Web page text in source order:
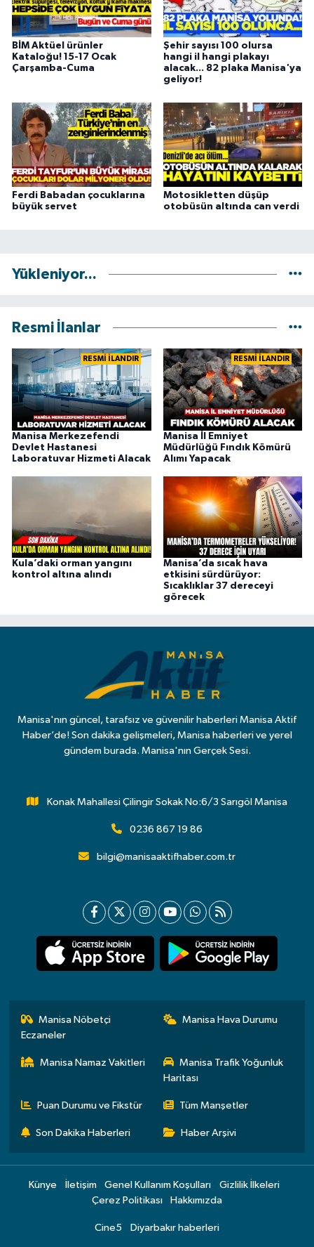
BİM Aktüel ürünler
Kataloğu! 15-17 Ocak
Çarşamba-Cuma
Şehir sayısı 100 olursa
hangi il hangi plakayı
alacak... 82 plaka Manisa'ya
geliyor!
Ferdi Babadan çocuklarına
büyük servet
Motosikletten düşüp
otobüsün altında can verdi
Yükleniyor...
Resmi İlanlar
RESMİ İLANDIR
Manisa Merkezefendi
Devlet Hastanesi
Laboratuvar Hizmeti Alacak
RESMİ İLANDIR
Manisa İl Emniyet
Müdürlüğü Fındık Kömürü
Alımı Yapacak
Kula’daki orman yangını
kontrol altına alındı
Manisa’da sıcak hava
etkisini sürdürüyor:
Sıcaklıklar 37 dereceyi
görecek
Manisa'nın güncel, tarafsız ve güvenilir haberleri Manisa Aktif
Haber’de! Son dakika gelişmeleri, Manisa haberleri ve yerel
gündem burada. Manisa'nın Gerçek Sesi.
Konak Mahallesi Çilingir Sokak No:6/3 Sarıgöl Manisa
0236 867 19 86
bilgi@manisaaktifhaber.com.tr
Manisa Nöbetçi
Eczaneler
Manisa Hava Durumu
Manisa Namaz Vakitleri
Manisa Trafik Yoğunluk
Haritası
Puan Durumu ve Fikstür Tüm Manşetler
Son Dakika Haberleri Haber Arşivi
Künye İletişim Genel Kullanım Koşulları
Gizlilik İlkeleri
Çerez Politikası
Hakkımızda
Cine5 Diyarbakır haberleri